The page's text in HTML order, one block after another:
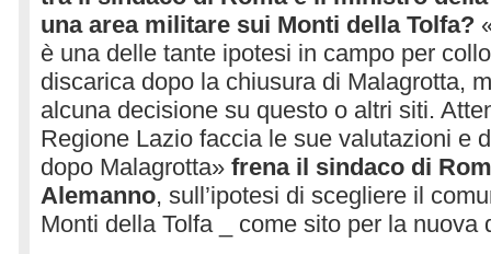
una area militare sui Monti della Tolfa?
è una delle tante ipotesi in campo per
discarica dopo la chiusura di Malagrotta,
alcuna decisione su questo o altri siti.
Regione Lazio faccia le sue valutazioni e
dopo Malagrotta» frena il sindaco di
Alemanno, sull’ipotesi di scegliere il
Monti della Tolfa _ come sito per la nuova